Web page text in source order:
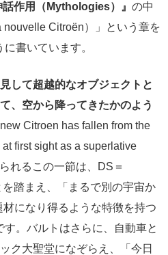
作用（Mythologies）』 の中
Citroën）」という章を
書いています。
して超越的なオブジェクトと
、空から降ってきたかのよう
Citroen has fallen from the
first sight as a superlative
れるこの一節は、DS＝
踏まえ、「まるで別の宇宙か
になり得るような特徴を持つ
。バルトはさらに、自動車と
ク大聖堂になぞらえ、「今日